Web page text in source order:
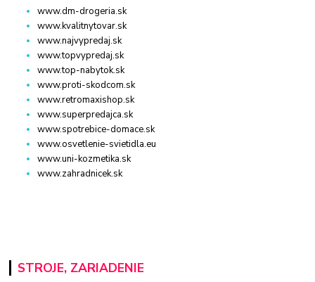
www.dm-drogeria.sk
www.kvalitnytovar.sk
www.najvypredaj.sk
www.topvypredaj.sk
www.top-nabytok.sk
www.proti-skodcom.sk
www.retromaxishop.sk
www.superpredajca.sk
www.spotrebice-domace.sk
www.osvetlenie-svietidla.eu
www.uni-kozmetika.sk
www.zahradnicek.sk
STROJE, ZARIADENIE